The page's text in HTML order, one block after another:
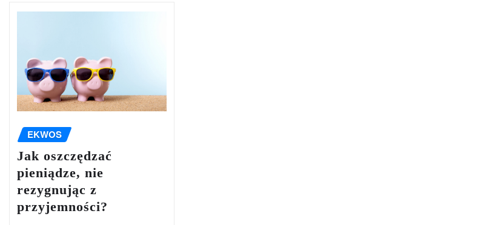
EKWOS
Jak oszczędzać
pieniądze, nie
rezygnując z
przyjemności?